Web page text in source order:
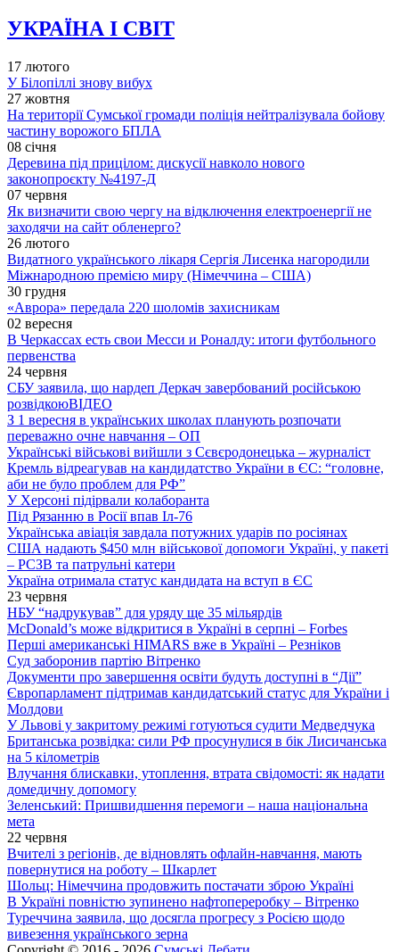
УКРАЇНА І СВІТ
17 лютого
У Білопіллі знову вибух
27 жовтня
На території Сумської громади поліція нейтралізувала бойову
частину ворожого БПЛА
08 січня
Деревина під прицілом: дискусії навколо нового
законопроєкту №4197-Д
07 червня
Як визначити свою чергу на відключення електроенергії не
заходячи на сайт обленерго?
26 лютого
Видатного українського лікаря Сергія Лисенка нагородили
Міжнародною премією миру (Німеччина – США)
30 грудня
«Аврора» передала 220 шоломів захисникам
02 вересня
В Черкассах есть свои Месси и Роналду: итоги футбольного
первенства
24 червня
СБУ заявила, що нардеп Деркач завербований російською
розвідкоюВІДЕО
З 1 вересня в українських школах планують розпочати
переважно очне навчання – ОП
Українські військові вийшли з Сєвєродонецька – журналіст
Кремль відреагував на кандидатство України в ЄС: “головне,
аби не було проблем для РФ”
У Херсоні підірвали колаборанта
Під Рязанню в Росії впав Іл-76
Українська авіація завдала потужних ударів по росіянах
США надають $450 млн військової допомоги Україні, у пакеті
– РСЗВ та патрульні катери
Україна отримала статус кандидата на вступ в ЄС
23 червня
НБУ “надрукував” для уряду ще 35 мільярдів
McDonald’s може відкритися в Україні в серпні – Forbes
Перші американські HIMARS вже в Україні – Резніков
Суд заборонив партію Вітренко
Документи про завершення освіти будуть доступні в “Дії”
Європарламент підтримав кандидатський статус для України і
Молдови
У Львові у закритому режимі готуються судити Медведчука
Британська розвідка: сили РФ просунулися в бік Лисичанська
на 5 кілометрів
Влучання блискавки, утоплення, втрата свідомості: як надати
домедичну допомогу
Зеленський: Пришвидшення перемоги – наша національна
мета
22 червня
Вчителі з регіонів, де відновлять офлайн-навчання, мають
повернутися на роботу – Шкарлет
Шольц: Німеччина продовжить постачати зброю Україні
В Україні повністю зупинено нафтопереробку – Вітренко
Туреччина заявила, що досягла прогресу з Росією щодо
вивезення українського зерна